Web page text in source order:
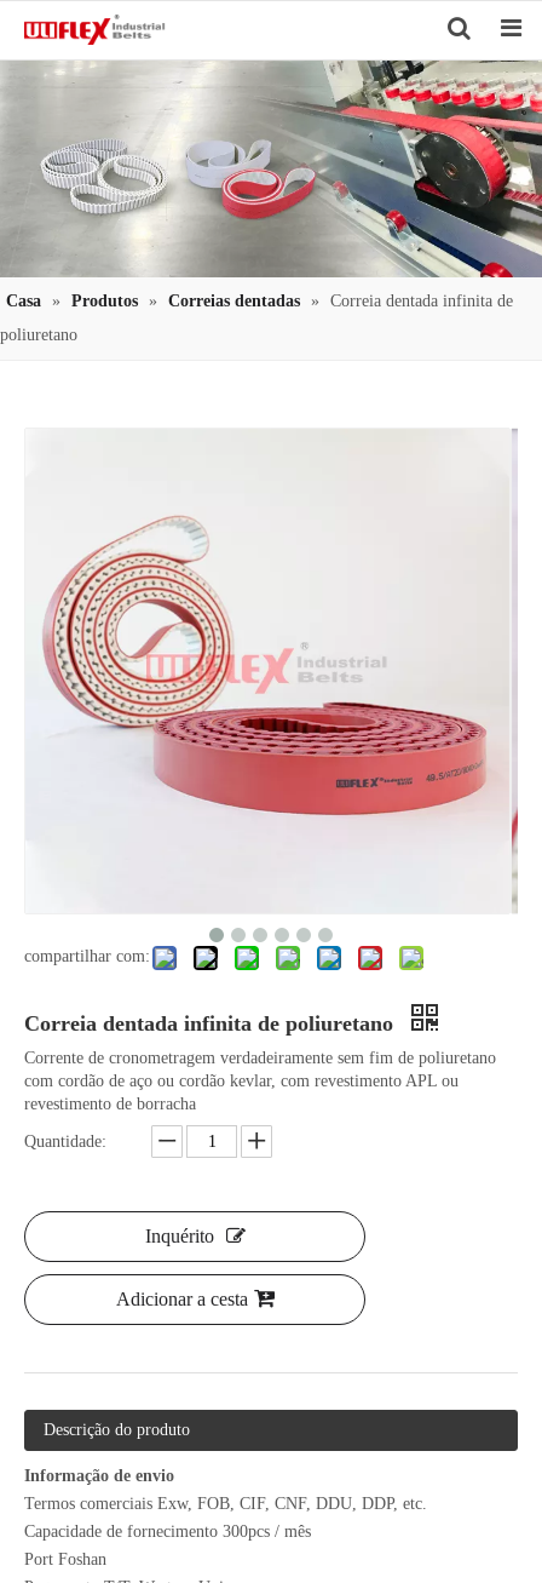
Search
Casa » Produtos » Correias dentadas »
Correia dentada infinita de
poliuretano
compartilhar com:
Correia dentada infinita de poliuretano
Corrente de cronometragem verdadeiramente sem fim de poliuretano
com cordão de aço ou cordão kevlar, com revestimento APL ou
revestimento de borracha
Quantidade:
Inquérito
Adicionar a cesta
Descrição do produto
Informação de envio
Termos comerciais Exw, FOB, CIF, CNF, DDU, DDP, etc.
Capacidade de fornecimento 300pcs / mês
Port Foshan